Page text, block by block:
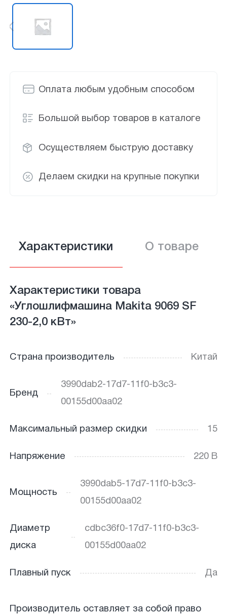
Оплата любым удобным способом
Большой выбор товаров в каталоге
Осуществляем быструю доставку
Делаем скидки на крупные покупки
Характеристики О товаре
Характеристики товара
«Углошлифмашина Makita 9069 SF
230-2,0 кВт»
Страна производитель Китай
Бренд
3990dab2-17d7-11f0-b3c3-
00155d00aa02
Максимальный размер скидки 15
Напряжение 220 В
Мощность
3990dab5-17d7-11f0-b3c3-
00155d00aa02
Диаметр
диска
cdbc36f0-17d7-11f0-b3c3-
00155d00aa02
Плавный пуск Да
Производитель оставляет за собой право